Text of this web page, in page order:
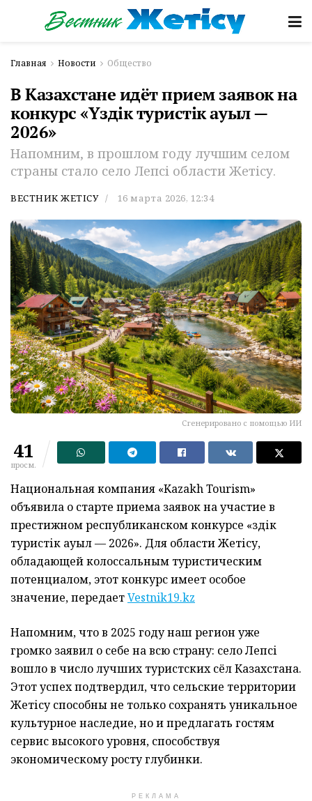
Главная Новости Общество
В Казахстане идёт прием заявок на
конкурс «Үздік туристік ауыл —
2026»
Напомним, в прошлом году лучшим селом
страны стало село Лепсі области Жетісу.
ВЕСТНИК ЖЕТІСУ 16 марта 2026, 12:34
Сгенерировано с помощью ИИ
41
просм.
Национальная компания «Kazakh Tourism»
объявила о старте приема заявок на участие в
престижном республиканском конкурсе «Үздік
туристік ауыл — 2026». Для области Жетісу,
обладающей колоссальным туристическим
потенциалом, этот конкурс имеет особое
значение, передаетVestnik19.kz
Напомним, что в 2025 году наш регион уже
громко заявил о себе на всю страну: село Лепсі
вошло в число лучших туристских сёл Казахстана.
Этот успех подтвердил, что сельские территории
Жетісу способны не только сохранять уникальное
культурное наследие, но и предлагать гостям
сервис высокого уровня, способствуя
экономическому росту глубинки.
РЕКЛАМА